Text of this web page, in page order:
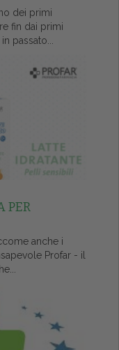
dei primi
fin dai primi
passato...
PER
anche i
Profar - il